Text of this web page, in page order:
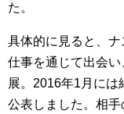
た。
具体的に見ると、
仕事を通じて出会
展。2016年1月には
公表しました。相